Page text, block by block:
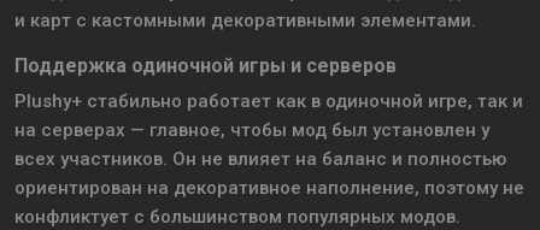
и карт с кастомными декоративными элементами.
Поддержка одиночной игры и серверов
Plushy+ стабильно работает как в одиночной игре, так и
на серверах — главное, чтобы мод был установлен у
всех участников. Он не влияет на баланс и полностью
ориентирован на декоративное наполнение, поэтому не
конфликтует с большинством популярных модов.